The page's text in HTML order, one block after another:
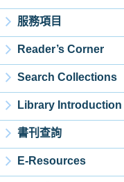
服務項目
Reader’s Corner
Search Collections
Library Introduction
書刊查詢
E-Resources